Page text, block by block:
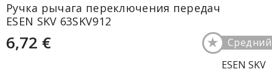
Ручка рычага переключения передач
ESEN SKV 63SKV912
6,72 € Средний
★
ESEN SKV